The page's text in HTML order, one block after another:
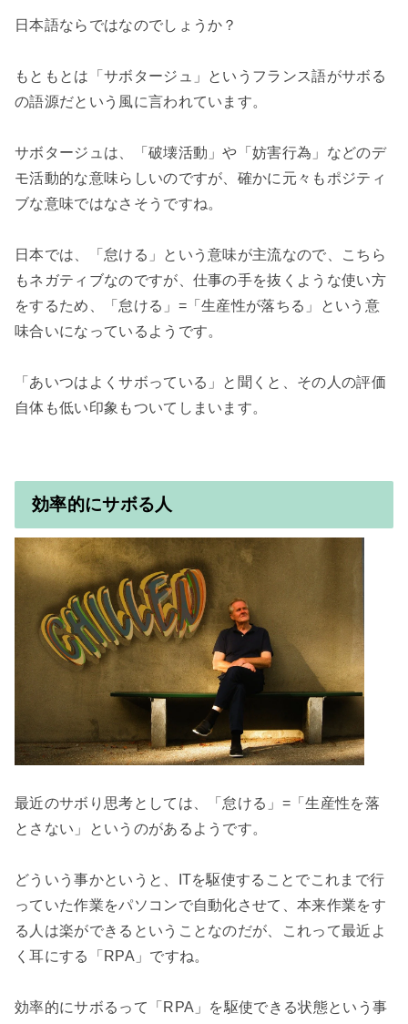
日本語ならではなのでしょうか？
もともとは「サボタージュ」というフランス語がサボる
の語源だという風に言われています。
サボタージュは、「破壊活動」や「妨害行為」などのデ
モ活動的な意味らしいのですが、確かに元々もポジティ
ブな意味ではなさそうですね。
日本では、「怠ける」という意味が主流なので、こちら
もネガティブなのですが、仕事の手を抜くような使い方
をするため、「怠ける」=「生産性が落ちる」という意
味合いになっているようです。
「あいつはよくサボっている」と聞くと、その人の評価
自体も低い印象もついてしまいます。
効率的にサボる人
最近のサボり思考としては、「怠ける」=「生産性を落
とさない」というのがあるようです。
どういう事かというと、ITを駆使することでこれまで行
っていた作業をパソコンで自動化させて、本来作業をす
る人は楽ができるということなのだが、これって最近よ
く耳にする「RPA」ですね。
効率的にサボるって「RPA」を駆使できる状態という事